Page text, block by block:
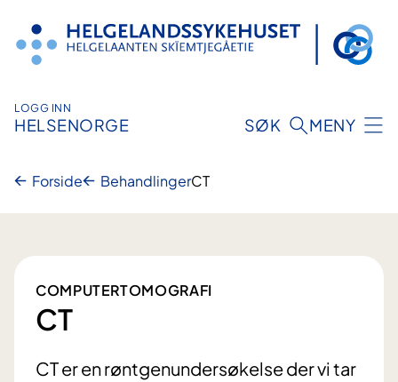
innhold
LOGG INN
HELSENORGE SØK MENY
Forside BehandlingerCT
COMPUTERTOMOGRAFI
CT
CT er en røntgenundersøkelse der vi tar